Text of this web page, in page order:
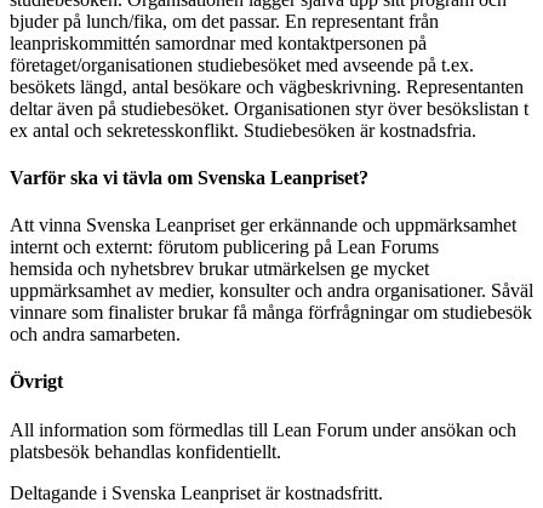
bjuder på lunch/fika, om det passar. En representant från
leanpriskommittén samordnar med kontaktpersonen på
företaget/organisationen studiebesöket med avseende på t.ex.
besökets längd, antal besökare och vägbeskrivning. Representanten
deltar även på studiebesöket. Organisationen styr över besökslistan t
ex antal och sekretesskonflikt. Studiebesöken är kostnadsfria.
Varför ska vi tävla om Svenska Leanpriset?
Att vinna Svenska Leanpriset ger erkännande och uppmärksamhet
internt och externt: förutom publicering på Lean Forums
hemsida och nyhetsbrev brukar utmärkelsen ge mycket
uppmärksamhet av medier, konsulter och andra organisationer. Såväl
vinnare som finalister brukar få många förfrågningar om studiebesök
och andra samarbeten.
Övrigt
All information som förmedlas till Lean Forum under ansökan och
platsbesök behandlas konfidentiellt.
Deltagande i Svenska Leanpriset är kostnadsfritt.